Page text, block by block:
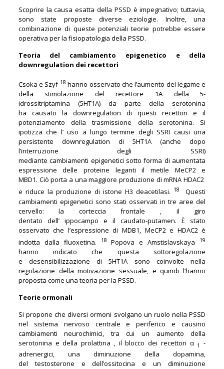
Scoprire la causa esatta della PSSD è impegnativo; tuttavia,
sono state proposte diverse eziologie. Inoltre, una
combinazione di queste potenziali teorie potrebbe essere
operativa per la fisiopatologia della PSSD.
Teoria del cambiamento epigenetico e della
downregulation dei recettori
Csoka e Szyf 18 hanno osservato che l’aumento del legame e
della stimolazione del recettore 1A della 5-
idrossitriptamina (5HT1A) da parte della serotonina
ha causato la downregulation di questi recettori e il
potenziamento della trasmissione della serotonina. Si
ipotizza che l’ uso a lungo termine degli SSRI causi una
persistente downregulation di 5HT1A (anche dopo
l’interruzione degli SSRI)
mediante cambiamenti epigenetici sotto forma di aumentata
espressione delle proteine leganti il ​​metile MeCP2 e
MBD1. Ciò porta a una maggiore produzione di mRNA HDAC2
e riduce la produzione di istone H3 deacetilasi. 18
Questi
cambiamenti epigenetici sono stati osservati in tre aree del
cervello: la corteccia frontale , il giro
dentato dell’ ippocampo e il caudato-putamen. È stato
osservato che l’espressione di MDB1, MeCP2 e HDAC2 è
indotta dalla fluoxetina.
18 Popova e Amstislavskaya 19
hanno indicato che questa sottoregolazione
e desensibilizzazione di 5HT1A sono coinvolte nella
regolazione della motivazione sessuale, e quindi l’hanno
proposta come una teoria per la PSSD.
Teorie ormonali
Si propone che diversi ormoni svolgano un ruolo nella PSSD
nel sistema nervoso centrale e periferico e causino
cambiamenti neurochimici, tra cui un aumento della
serotonina e della prolattina , il blocco dei recettori α1-
adrenergici, una diminuzione della dopamina,
del testosterone e dell’ossitocina e un diminuzione